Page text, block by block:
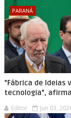
PARANÁ
"Fábrica de Ideias
tecnologia",
Editor Jun 03,